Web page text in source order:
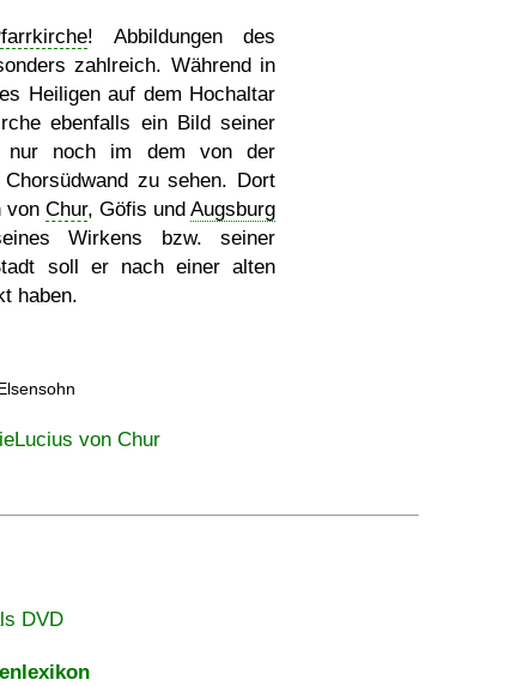
! Abbildungen des
zahlreich. Während in
Heiligen auf dem Hochaltar
ebenfalls ein Bild seiner
nur noch im dem von der
zu sehen. Dort
von Chur, Göfis undAugsburg
Wirkens bzw. seiner
soll er nach einer alten
haben.
von Chur
DVD